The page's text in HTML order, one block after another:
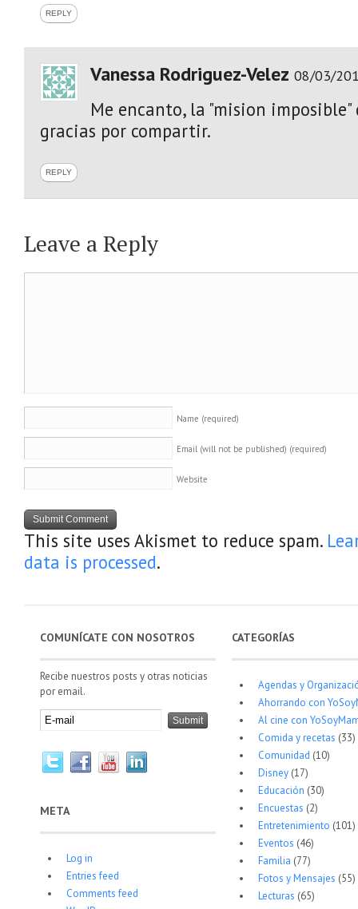
REPLY
Vanessa Rodriguez-Velez 08/03/
Me encanto, la "mision imposible"
gracias por compartir.
REPLY
Leave a Reply
Name (required)
Email (will not be published) (required)
Website
This site uses Akismet to reduce spam.
data is processed.
COMUNÍCATE CON NOSOTROS
Recibe nuestros posts y otras noticias
por email.
META
Log in
Entries feed
Comments feed
CATEGORÍAS
Agendas y
Ahorrando con
Al cine con
Comida y recetas (33)
Comunidad (10)
Disney(17)
Educación (30)
Encuestas (2)
Entretenimiento (101)
Eventos (46)
Familia (77)
Fotos y Mensajes (55)
Lecturas (65)